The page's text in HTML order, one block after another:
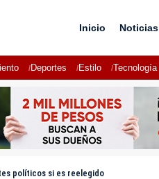
Inicio Noticias
Deportes Estilo Tecnología
políticos si es reelegido